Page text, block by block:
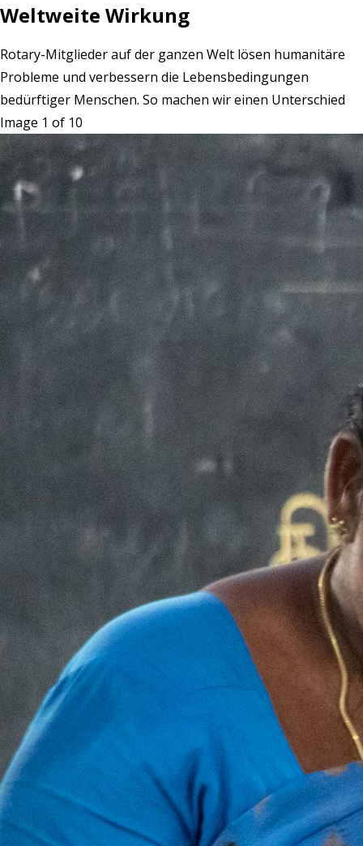
Weltweite Wirkung
Rotary-Mitglieder auf der ganzen Welt lösen humanitäre
Probleme und verbessern die Lebensbedingungen
bedürftiger Menschen. So machen wir einen Unterschied
Image 1 of 10